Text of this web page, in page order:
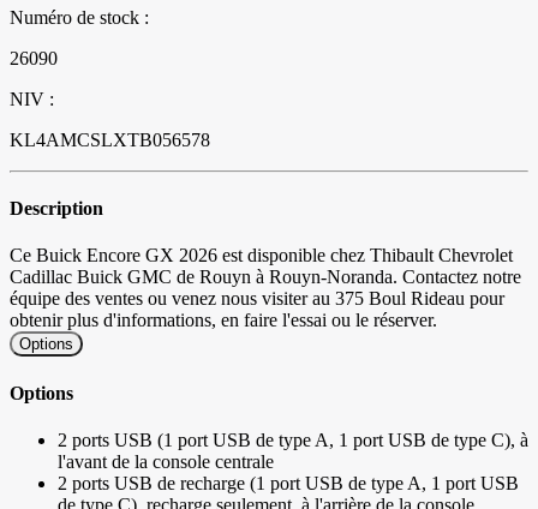
Numéro de stock :
26090
NIV :
KL4AMCSLXTB056578
Description
Ce Buick Encore GX 2026 est disponible chez Thibault Chevrolet
Cadillac Buick GMC de Rouyn à Rouyn-Noranda. Contactez notre
équipe des ventes ou venez nous visiter au 375 Boul Rideau pour
obtenir plus d'informations, en faire l'essai ou le réserver.
Options
Options
2 ports USB (1 port USB de type A, 1 port USB de type C), à
l'avant de la console centrale
2 ports USB de recharge (1 port USB de type A, 1 port USB
de type C), recharge seulement, à l'arrière de la console